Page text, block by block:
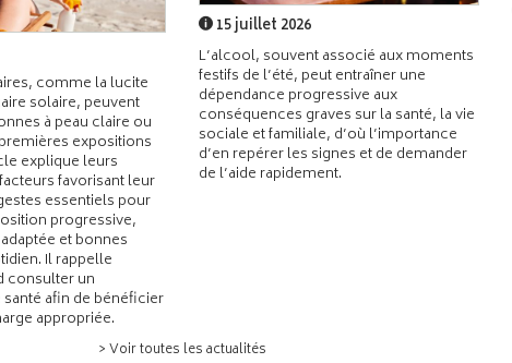
comme la lucite
solaire, peuvent
à peau claire ou
expositions
explique leurs
favorisant leur
essentiels pour
progressive,
et bonnes
Il rappelle
consulter un
afin de bénéficier
appropriée.
15 juillet 2026
L’alcool, souvent associé aux moments
festifs de l’été, peut entraîner une
dépendance progressive aux
conséquences graves sur la santé, la vie
sociale et familiale, d’où l’importance
d’en repérer les signes et de demander
de l’aide rapidement.
> Voir toutes les actualités